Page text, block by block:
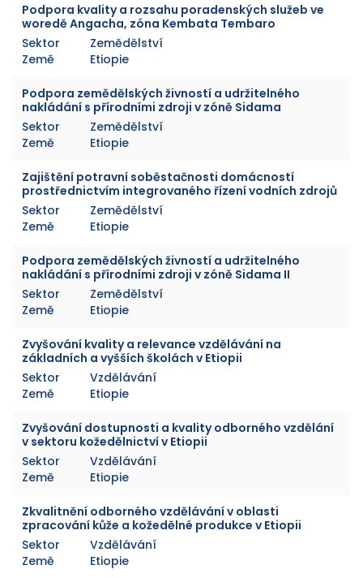
Podpora kvality a rozsahu poradenských služeb ve
woredě Angacha, zóna Kembata Tembaro
Sektor
Zemědělství
Země
Etiopie
Podpora zemědělských živností a udržitelného
nakládání s přírodními zdroji v zóně Sidama
Sektor
Zemědělství
Země
Etiopie
Zajištění potravní soběstačnosti domácností
prostřednictvím integrovaného řízení vodních zdrojů
Sektor
Zemědělství
Země
Etiopie
Podpora zemědělských živností a udržitelného
nakládání s přírodními zdroji v zóně Sidama II
Sektor
Zemědělství
Země
Etiopie
Zvyšování kvality a relevance vzdělávání na
základních a vyšších školách v Etiopii
Sektor
Vzdělávání
Země
Etiopie
Zvyšování dostupnosti a kvality odborného vzdělání
v sektoru kožedělnictví v Etiopii
Sektor
Vzdělávání
Země
Etiopie
Zkvalitnění odborného vzdělávání v oblasti
zpracování kůže a kožedělné produkce v Etiopii
Sektor
Vzdělávání
Země
Etiopie